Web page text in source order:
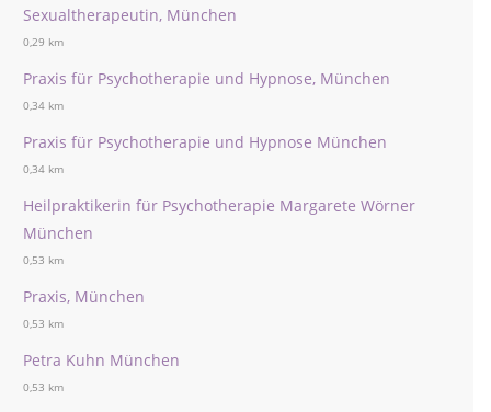
Sexualtherapeutin, München
0,29 km
Praxis für Psychotherapie und Hypnose, München
0,34 km
Praxis für Psychotherapie und Hypnose München
0,34 km
Heilpraktikerin für Psychotherapie Margarete Wörner
München
0,53 km
Praxis, München
0,53 km
Petra Kuhn München
0,53 km